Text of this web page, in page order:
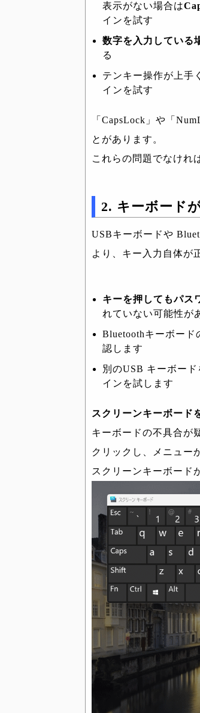
表示がない場合は
インを試す
数字を入力している
る
テンキー操作が上手
インを試す
「CapsLock」や「
とがあります。
これらの問題でなけれ
2. キーボード
USBキーボードや
より、キー入力自体が
キーを押してもパス
れていない可能性が
Bluetoothキーボード
認します
別のUSB キーボー
インを試します
スクリーンキーボード
キーボードの不具合が
クリックし、メニュー
スクリーンキーボード